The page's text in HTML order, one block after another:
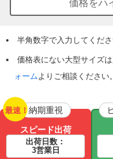
価格をハ
半角数字で入力してくださ
価格表にない大型サイズ
ォーム よりご相談ください。
最速！納期重視
スピード出荷
出荷日数：
3営業日